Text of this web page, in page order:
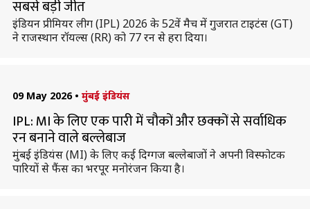
सबसे बड़ी जीत
इंडियन प्रीमियर लीग (IPL) 2026 के 52वें मैच में गुजरात टाइटंस (GT)
ने राजस्थान रॉयल्स (RR) को 77 रन से हरा दिया।
09 May 2026 • मुंबई इंडियंस
IPL: MI के लिए एक पारी में चौकों और छक्कों से सर्वाधिक
रन बनाने वाले बल्लेबाज
मुंबई इंडियंस (MI) के लिए कई दिग्गज बल्लेबाजों ने अपनी विस्फोटक
पारियों से फैंस का भरपूर मनोरंजन किया है।